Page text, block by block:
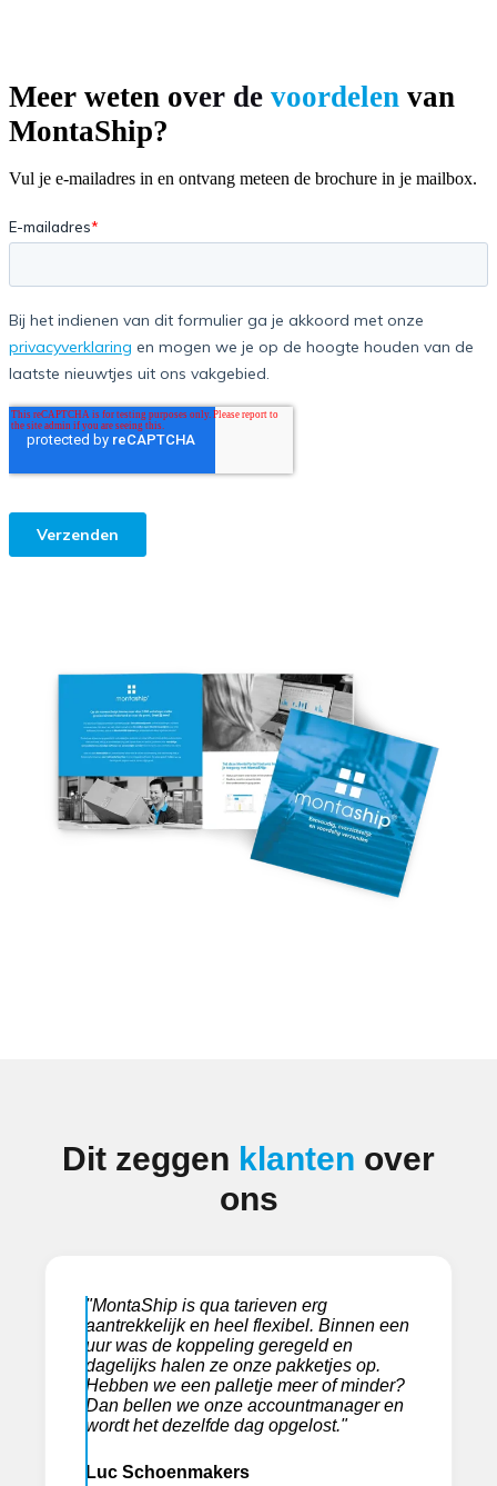
Meer weten over de voordelen van
MontaShip?
Vul je e-mailadres in en ontvang meteen de brochure in je mailbox.
Dit zeggen klanten over
ons
"MontaShip is qua tarieven erg
aantrekkelijk en heel flexibel. Binnen een
uur was de koppeling geregeld en
dagelijks halen ze onze pakketjes op.
Hebben we een palletje meer of minder?
Dan bellen we onze accountmanager en
wordt het dezelfde dag opgelost."
Luc Schoenmakers